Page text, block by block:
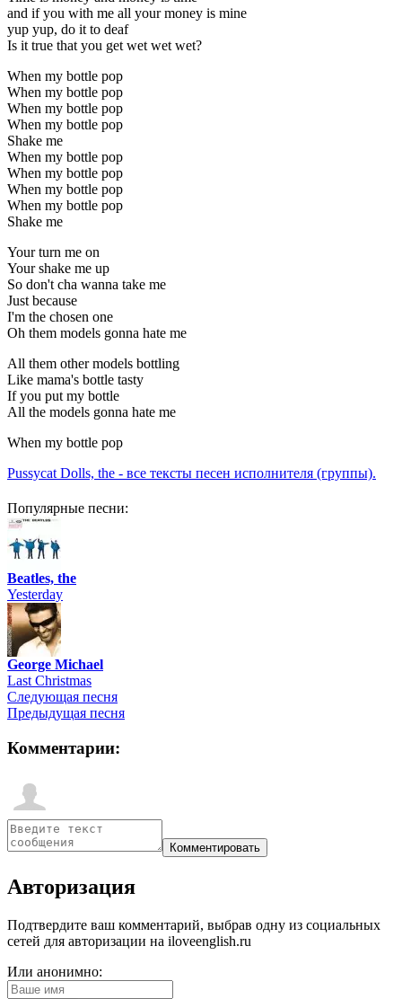
and if you with me all your money is mine
yup yup, do it to deaf
Is it true that you get wet wet wet?
When my bottle pop
When my bottle pop
When my bottle pop
When my bottle pop
Shake me
When my bottle pop
When my bottle pop
When my bottle pop
When my bottle pop
Shake me
Your turn me on
Your shake me up
So don't cha wanna take me
Just because
I'm the chosen one
Oh them models gonna hate me
All them other models bottling
Like mama's bottle tasty
If you put my bottle
All the models gonna hate me
When my bottle pop
Pussycat Dolls, the - все тексты песен исполнителя (группы).
Популярные песни:
Beatles, the
Yesterday
George Michael
Last Christmas
Следующая песня
Предыдущая песня
Комментарии:
Авторизация
Подтвердите ваш комментарий, выбрав одну из социальных
сетей для авторизации на iloveenglish.ru
Или анонимно: